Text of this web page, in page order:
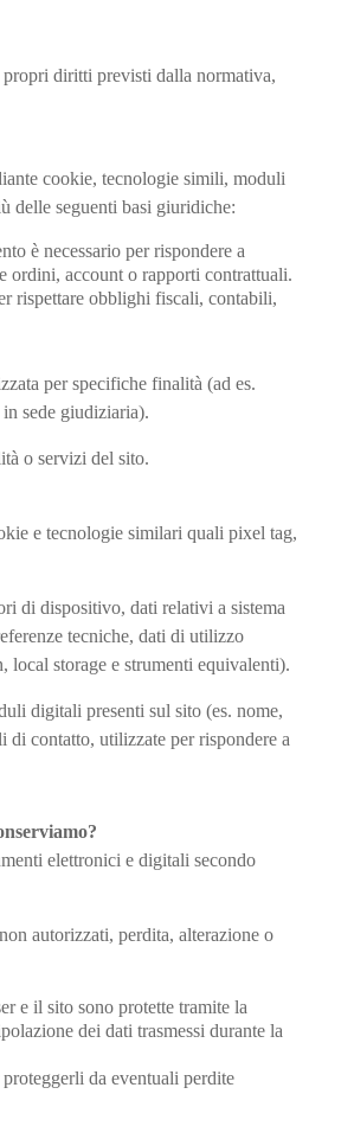
diritti previsti dalla normativa,
cookie, tecnologie simili, moduli
delle seguenti basi giuridiche:
è necessario per rispondere a
ordini, account o rapporti contrattuali.
rispettare obblighi fiscali, contabili,
per specifiche finalità (ad es.
sede giudiziaria).
o servizi del sito.
e tecnologie similari quali pixel tag,
di dispositivo, dati relativi a sistema
tecniche, dati di utilizzo
local storage e strumenti equivalenti).
digitali presenti sul sito (es. nome,
contatto, utilizzate per rispondere a
elettronici e digitali secondo
autorizzati, perdita, alterazione o
e il sito sono protette tramite la
dei dati trasmessi durante la
da eventuali perdite